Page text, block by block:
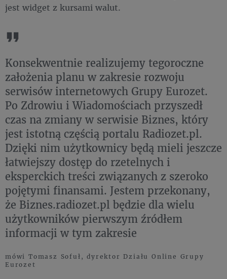
jest widget z kursami walut.
Konsekwentnie realizujemy tegoroczne
założenia planu w zakresie rozwoju
serwisów internetowych Grupy Eurozet.
Po Zdrowiu i Wiadomościach przyszedł
czas na zmiany w serwisie Biznes, który
jest istotną częścią portalu Radiozet.pl.
Dzięki nim użytkownicy będą mieli jeszcze
łatwiejszy dostęp do rzetelnych i
eksperckich treści związanych z szeroko
pojętymi finansami. Jestem przekonany,
że Biznes.radiozet.pl będzie dla wielu
użytkowników pierwszym źródłem
informacji w tym zakresie
mówi Tomasz Sofuł, dyrektor Działu Online Grupy
Eurozet